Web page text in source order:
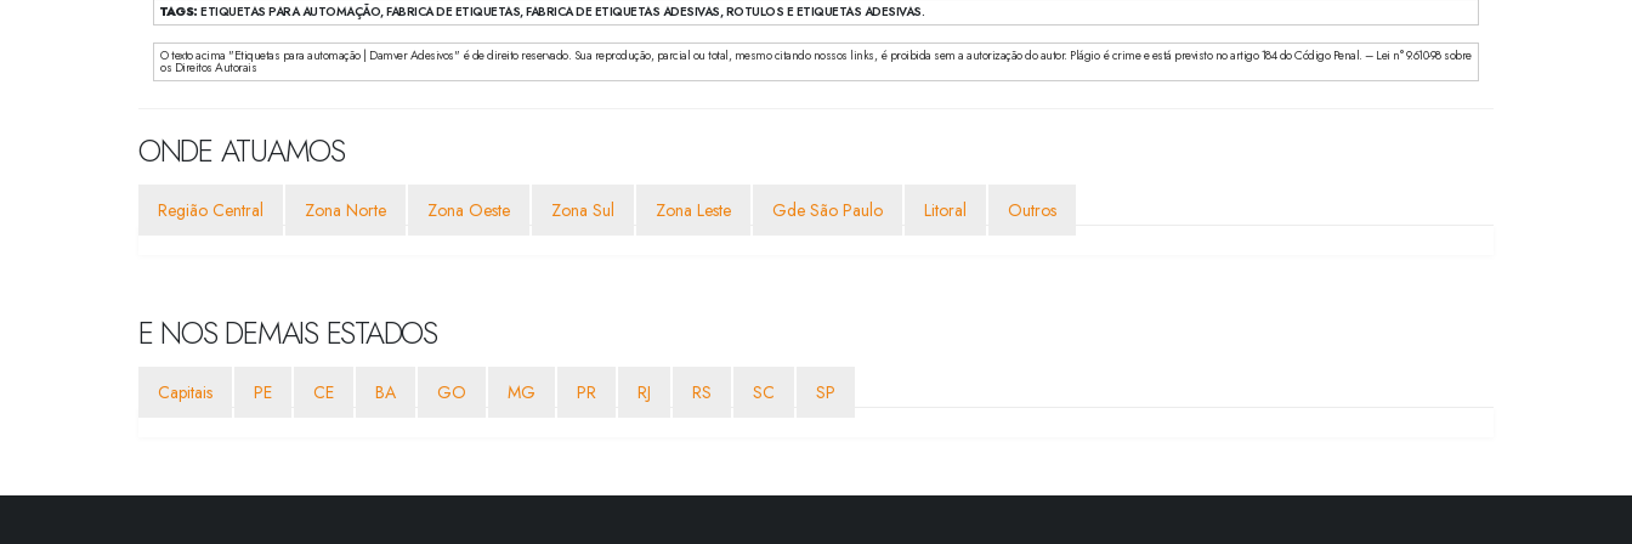
TAGS: ETIQUETAS PARA AUTOMAÇÃO, FABRICA DE ETIQUETAS, FABRICA DE ETIQUETAS ADESIVAS, ROTULOS E ETIQUETAS ADESIVAS.
O texto acima "Etiquetas para automação | Damver Adesivos" é de direito reservado. Sua reprodução, parcial ou total, mesmo citando nossos links, é proibida sem a autorização do autor. Plágio é crime e está previsto no artigo 184 do Código Penal. – Lei n° 9.610-98 sobre
os Direitos Autorais
ONDE ATUAMOS
Região Central Zona Norte Zona Oeste Zona Sul Zona Leste Gde São Paulo Litoral Outros
E NOS DEMAIS ESTADOS
Capitais PE CE BA GO MG PR RJ RS SC SP